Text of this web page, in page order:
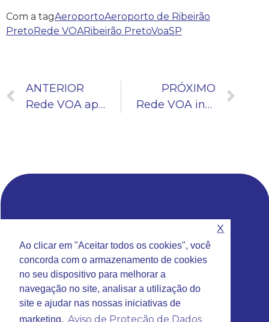
Com a tagAeroportoAeroporto de Ribeirão
Preto Rede VOARibeirão PretoVoaSP
ANTERIOR
Rede VOA apresenta projeto de ampliação do Aeroporto Leite Lopes em Ribeirão Preto
PRÓXIMO
Rede VOA inaugura ampliação do terminal de passageiros do Aeroporto de Ribeirão Preto
Rua Emilio Antonon, 777 – Jundiaí – SP
Fone: (11) 4585-9740
Email:contato@redevoa.com.br
Ao clicar em "Aceitar todos os cookies", você
concorda com o armazenamento de cookies
no seu dispositivo para melhorar a
navegação no site, analisar a utilização do
site e ajudar nas nossas iniciativas de
marketing. Aviso de Proteção de Dados
X